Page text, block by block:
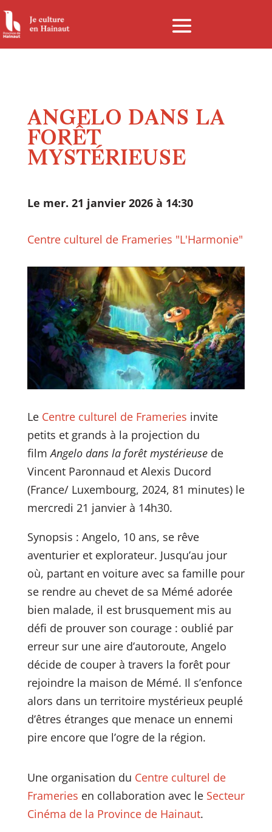
Panneau de gestion des cookies
ANGELO DANS LA
FORÊT
MYSTÉRIEUSE
Le mer. 21 janvier 2026 à 14:30
Centre culturel de Frameries "L'Harmonie"
Le Centre culturel de Frameries invite
petits et grands à la projection du
filmAngelo dans la forêt mystérieusede
Vincent Paronnaud et Alexis Ducord
(France/ Luxembourg, 2024, 81 minutes) le
mercredi 21 janvier à 14h30.
Synopsis : Angelo, 10 ans, se rêve
aventurier et explorateur. Jusqu’au jour
où, partant en voiture avec sa famille pour
se rendre au chevet de sa Mémé adorée
bien malade, il est brusquement mis au
défi de prouver son courage : oublié par
erreur sur une aire d’autoroute, Angelo
décide de couper à travers la forêt pour
rejoindre la maison de Mémé. Il s’enfonce
alors dans un territoire mystérieux peuplé
d’êtres étranges que menace un ennemi
pire encore que l’ogre de la région.
Une organisation du Centre culturel de
Frameries en collaboration avec le Secteur
Cinéma de la Province de Hainaut.